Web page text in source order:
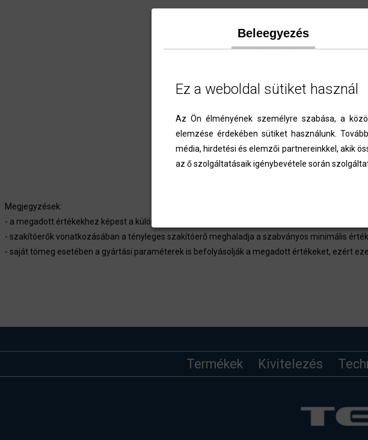
DIN 3064
cikkszám
140Rws6x36WC15U0
180Rws6x36WC15U0
220Rws6x36WC15U0
Megjegyzések:
- a megadott értékekhez képest a különböző gyártóknál eltérések lehetségesek
- szakítóerők vonatkozásában a tényleges szakítóerő meghaladja a szabványos minimális
- saját tömeg esetében a gyártási paraméterek is befolyásolják a megadott értékeket, ezért
Termékek Kivitelezés
Beleegyezés
Ez a weboldal sütiket használ
Az Ön élményének személyre szabása, a
elemzése érdekében sütiket használunk.
média, hirdetési és elemzői partnereinkkel, akik
az ő szolgáltatásaik igénybevétele során